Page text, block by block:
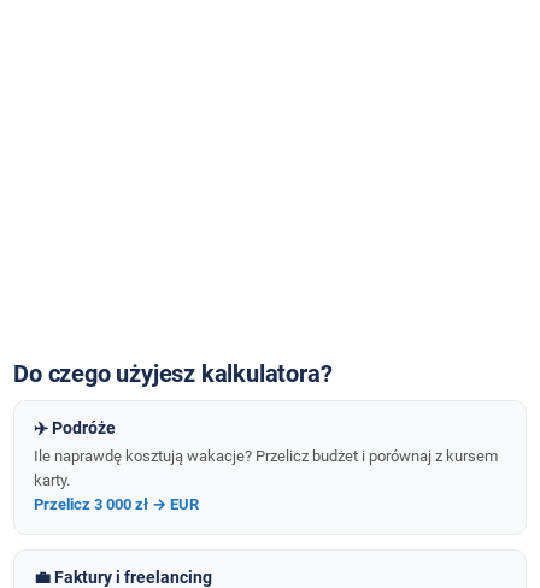
Do czego użyjesz kalkulatora?
✈️ Podróże
Ile naprawdę kosztują wakacje? Przelicz budżet i porównaj z kursem
karty.
Przelicz 3 000 zł → EUR
💼 Faktury i freelancing